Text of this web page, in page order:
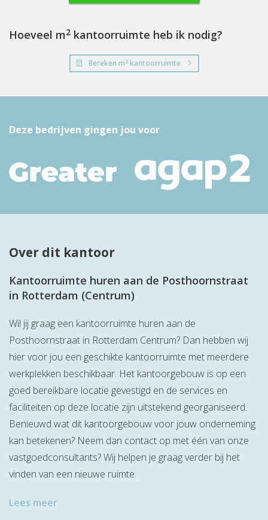
Hoeveel m2 kantoorruimte heb ik nodig?
Bereken m2kantoorruimte
Deze bedrijven gingen jou voor
Over dit kantoor
Kantoorruimte huren aan de Posthoornstraat
in Rotterdam (Centrum)
Wil jij graag een kantoorruimte huren aan de
Posthoornstraat in Rotterdam Centrum? Dan hebben wij
hier voor jou een geschikte kantoorruimte met meerdere
werkplekken beschikbaar. Het kantoorgebouw is op een
goed bereikbare locatie gevestigd en de services en
faciliteiten op deze locatie zijn uitstekend georganiseerd.
Benieuwd wat dit kantoorgebouw voor jouw onderneming
kan betekenen? Neem dan contact op met één van onze
vastgoedconsultants? Wij helpen je graag verder bij het
vinden van een nieuwe ruimte.
Lees meer